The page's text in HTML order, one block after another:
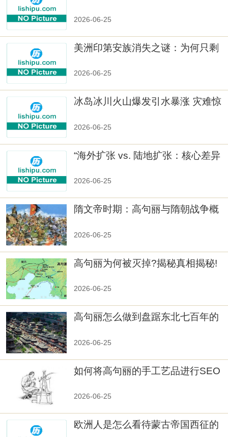
2026-06-25
美洲印第安族消失之谜：为何只剩
2026-06-25
冰岛冰川火山爆发引水暴涨 灾难惊
2026-06-25
“海外扩张 vs. 陆地扩张：核心差异
2026-06-25
隋文帝时期：高句丽与隋朝战争概
2026-06-25
高句丽为何被灭掉?揭秘真相揭秘!
2026-06-25
高句丽怎么做到盘踞东北七百年的
2026-06-25
如何将高句丽的手工艺品进行SEO
2026-06-25
欧洲人是怎么看待蒙古帝国西征的